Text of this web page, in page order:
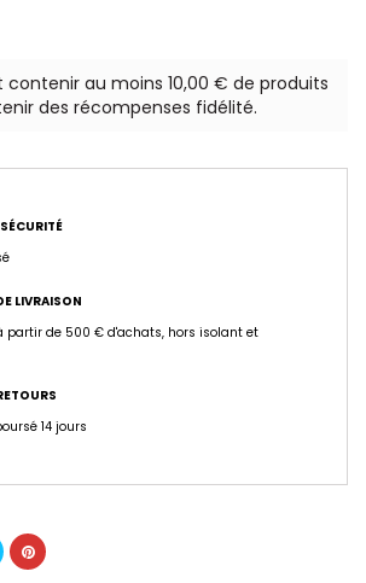
contenir au moins 10,00 € de produits
des récompenses fidélité.
LIVRAISON
partir de 500 € d'achats, hors isolant et
14 jours